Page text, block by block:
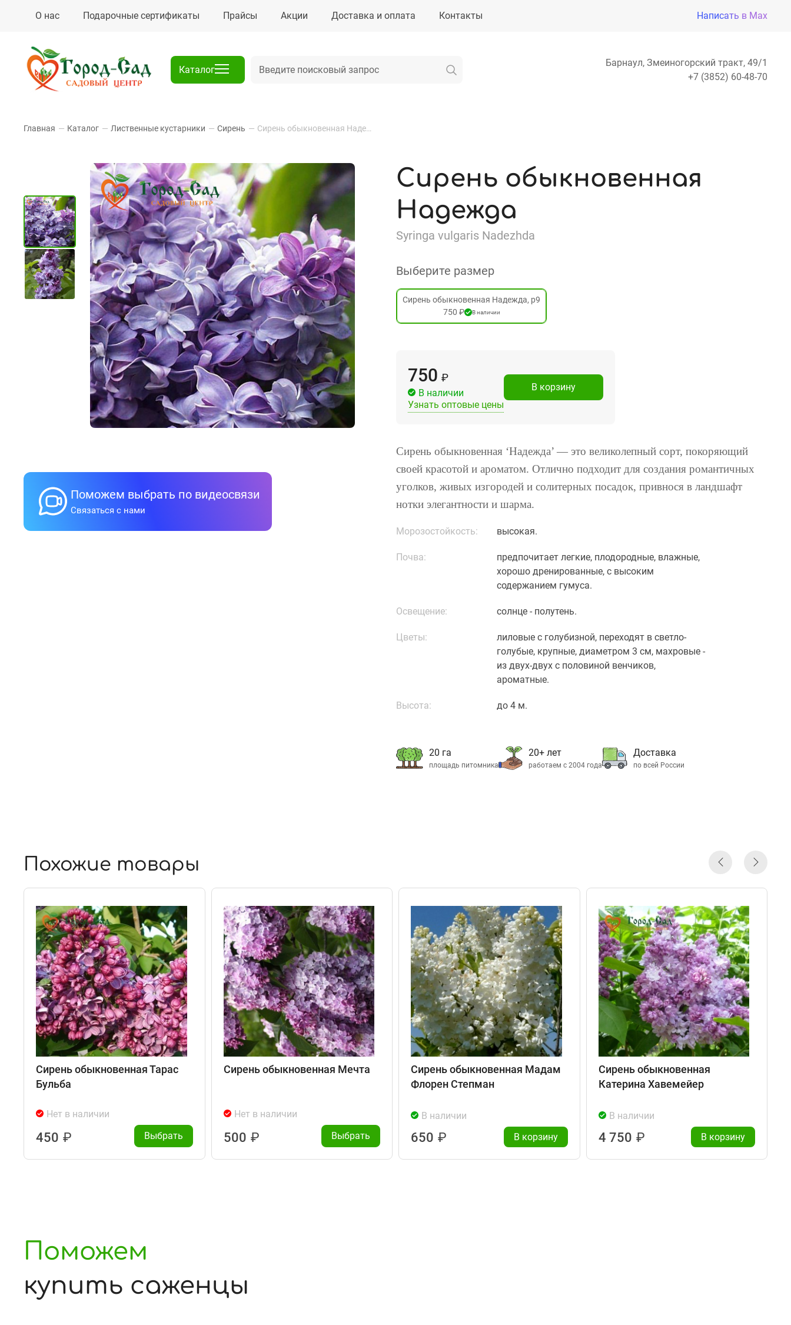
О нас Подарочные сертификаты Прайсы Акции Доставка и оплата Контакты Написать в Max
Каталог
Барнаул, Змеиногорский тракт, 49/1
+7 (3852) 60-48-70
Главная — Каталог — Лиственные кустарники — Сирень — Сирень обыкновенная Надежда
Поможем выбрать по видеосвязи
Связаться с нами
Сирень обыкновенная
Надежда
Syringa vulgaris Nadezhda
Выберите размер
Сирень обыкновенная Надежда, р9
750 ₽
В наличии
750 ₽
В наличии
Узнать оптовые цены
В корзину
Сирень обыкновенная ‘Надежда’ — это великолепный сорт, покоряющий
своей красотой и ароматом. Отлично подходит для создания романтичных
уголков, живых изгородей и солитерных посадок, привнося в ландшафт
нотки элегантности и шарма.
Морозостойкость: высокая.
Почва:
предпочитает легкие, плодородные, влажные,
хорошо дренированные, с высоким
содержанием гумуса.
Освещение: солнце - полутень.
Цветы:
лиловые с голубизной, переходят в светло-
голубые, крупные, диаметром 3 см, махровые -
из двух-двух с половиной венчиков,
ароматные.
Высота: до 4 м.
20 га
площадь питомника
20+ лет
работаем с 2004 года
Доставка
по всей России
Похожие товары
Сирень обыкновенная Тарас
Бульба
Нет в наличии
450 ₽ Выбрать
Сирень обыкновенная Мечта
Нет в наличии
500 ₽ Выбрать
Сирень обыкновенная Мадам
Флорен Степман
В наличии
650 ₽ В корзину
Сирень обыкновенная
Катерина Хавемейер
В наличии
4 750 ₽ В корзину
Поможем
купить саженцы